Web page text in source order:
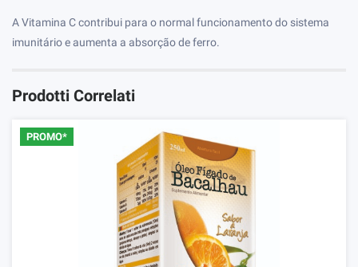
A Vitamina C contribui para o normal funcionamento do sistema
imunitário e aumenta a absorção de ferro.
Prodotti Correlati
PROMO*